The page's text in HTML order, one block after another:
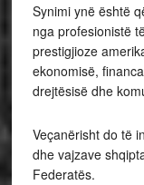
Synimi ynë është
nga profesionistë
prestigjioze
ekonomisë,
drejtësisë dhe
Veçanërisht do të
dhe vajzave
Federatës.